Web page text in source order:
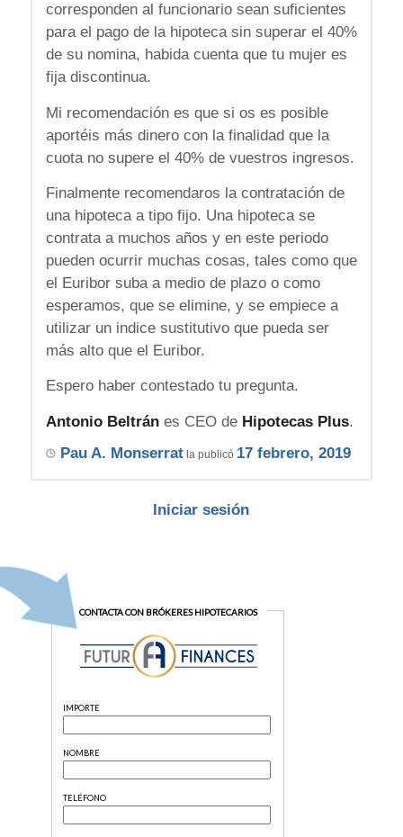
corresponden al funcionario sean suficientes
para el pago de la hipoteca sin superar el 40%
de su nomina, habida cuenta que tu mujer es
fija discontinua.
Mi recomendación es que si os es posible
aportéis más dinero con la finalidad que la
cuota no supere el 40% de vuestros ingresos.
Finalmente recomendaros la contratación de
una hipoteca a tipo fijo. Una hipoteca se
contrata a muchos años y en este periodo
pueden ocurrir muchas cosas, tales como que
el Euribor suba a medio de plazo o como
esperamos, que se elimine, y se empiece a
utilizar un indice sustitutivo que pueda ser
más alto que el Euribor.
Espero haber contestado tu pregunta.
Antonio Beltránes CEO de Hipotecas Plus.
Pau A. Monserratla publicó 17 febrero, 2019
Iniciar sesión